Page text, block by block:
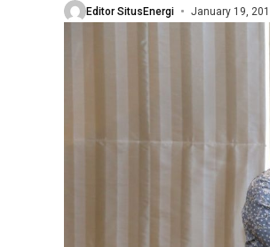
Editor SitusEnergi January 19,